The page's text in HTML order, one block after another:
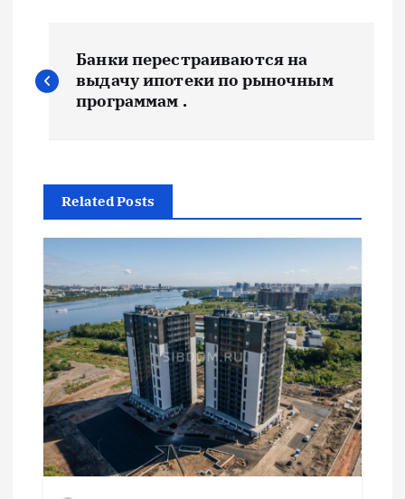
а
и
г
а
ц
и
я
п
о
Банки перестраиваются на
выдачу ипотеки по рыночным
программам .
Related Posts